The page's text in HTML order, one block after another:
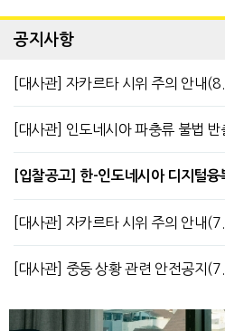
공지사항
[대사관] 자카르타 시위 주의 안내
[대사관] 인도네시아 파충류 불법
[입찰공고] 한-인도네시아 디지털융
[대사관] 자카르타 시위 주의 안내
[대사관] 중동 상황 관련 안전공지